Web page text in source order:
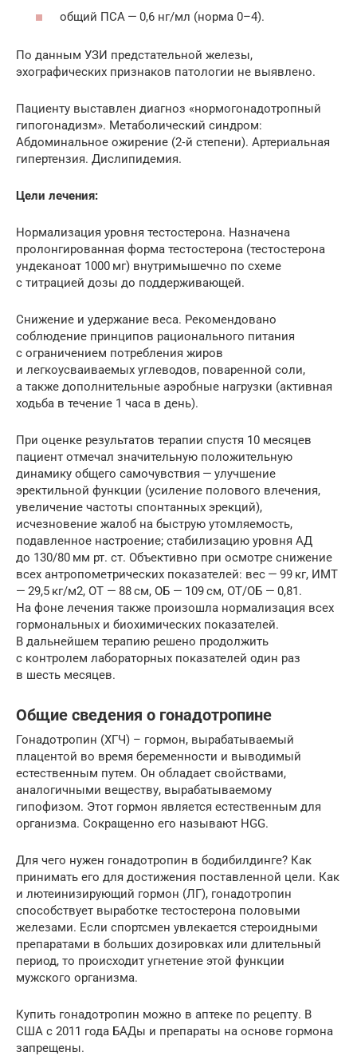
общий ПСА — 0,6 нг/мл (норма 0–4).
По данным УЗИ предстательной железы,
эхографических признаков патологии не ­выявлено.
Пациенту выставлен диагноз «нормогонадотропный
гипогонадизм». Метаболический синдром:
Абдоминальное ожирение (2‑й степени). Артериальная
гипертензия. ­Дислипидемия.
Цели ­лечения:
Нормализация уровня тестостерона. Назначена
пролонгированная форма тестостерона (тестостерона
ундеканоат 1000 мг) внутримышечно по схеме
с титрацией дозы до ­поддерживающей.
Снижение и удержание веса. Рекомендовано
соблюдение принципов рационального питания
с ограничением потребления жиров
и легкоусваиваемых углеводов, поваренной соли,
а также дополнительные аэробные нагрузки (активная
ходьба в течение 1 часа в ­день).
При оценке результатов терапии спустя 10 месяцев
пациент отмечал значительную положительную
динамику общего самочувствия — улучшение
эректильной функции (усиление полового влечения,
увеличение частоты спонтанных эрекций),
исчезновение жалоб на быструю утомляемость,
подавленное настроение; стабилизацию уровня АД
до 130/80 мм рт. ст. Объективно при осмотре снижение
всех антропометрических показателей: вес — 99 кг, ИМТ
— 29,5 кг/м2, ОТ — 88 см, ОБ — 109 см, ОТ/ОБ — 0,81.
На фоне лечения также произошла нормализация всех
гормональных и биохимических показателей.
В дальнейшем терапию решено продолжить
с контролем лабораторных показателей один раз
в шесть ­месяцев.
Общие сведения о гонадотропине
Гонадотропин (ХГЧ) – гормон, вырабатываемый
плацентой во время беременности и выводимый
естественным путем. Он обладает свойствами,
аналогичными веществу, вырабатываемому
гипофизом. Этот гормон является естественным для
организма. Сокращенно его называют HGG.
Для чего нужен гонадотропин в бодибилдинге? Как
принимать его для достижения поставленной цели. Как
и лютеинизирующий гормон (ЛГ), гонадотропин
способствует выработке тестостерона половыми
железами. Если спортсмен увлекается стероидными
препаратами в больших дозировках или длительный
период, то происходит угнетение этой функции
мужского организма.
Купить гонадотропин можно в аптеке по рецепту. В
США с 2011 года БАДы и препараты на основе гормона
запрещены.